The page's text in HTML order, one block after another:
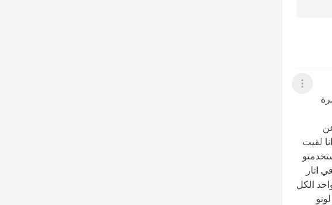
عرض القائمة
لقيت
اثار
الكل